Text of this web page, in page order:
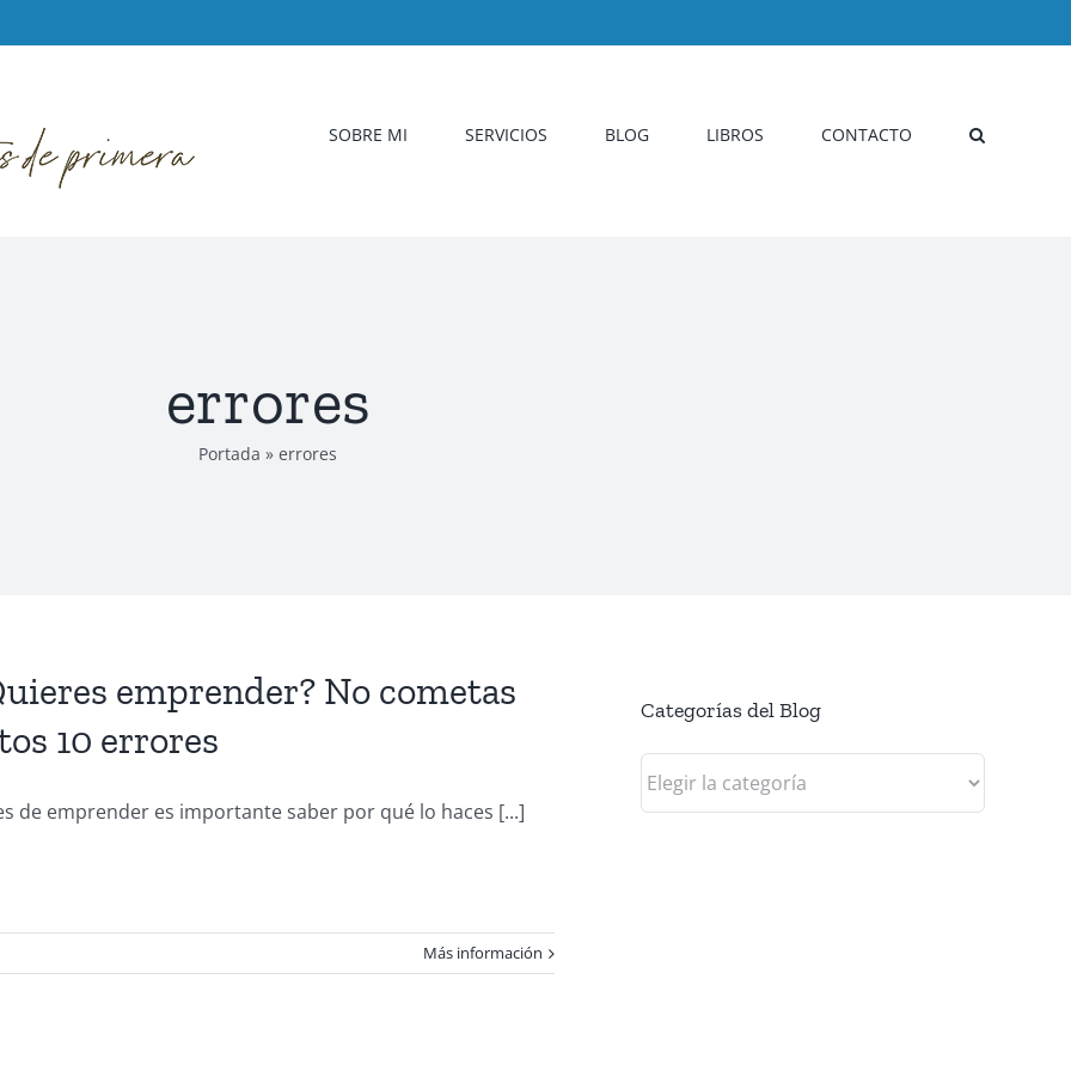
SOBRE MI SERVICIOS BLOG LIBROS CONTACTO
errores
Portada » errores
emprender? No cometas
10 errores
de emprender es importante saber por qué lo haces [...]
Más información
Categorías del Blog
Categorías